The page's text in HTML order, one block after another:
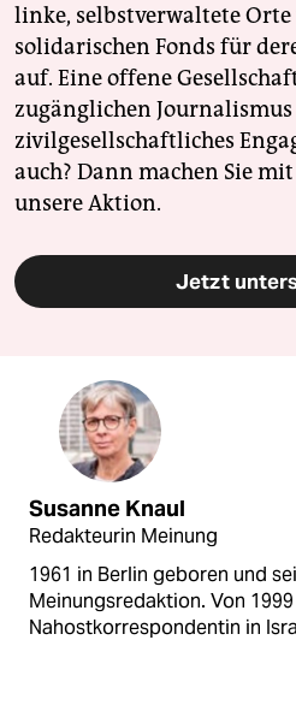
linke, selbstverwaltete
solidarischen Fonds für
auf. Eine offene
zugänglichen Journalismus
zivilgesellschaftliches
auch? Dann machen Sie
unsere Aktion.
Jetzt
Susanne Knaul
Redakteurin Meinung
1961 in Berlin geboren und
Meinungsredaktion. Von
Nahostkorrespondentin in